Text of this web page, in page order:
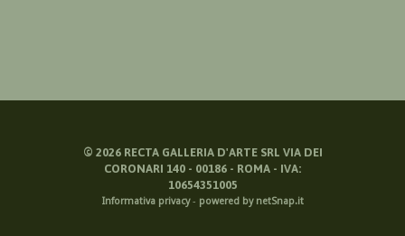
© 2026RECTA GALLERIA D'ARTE SRL VIA DEI
CORONARI 140 - 00186 - ROMA - IVA:
10654351005
Informativa privacy- powered by netSnap.it